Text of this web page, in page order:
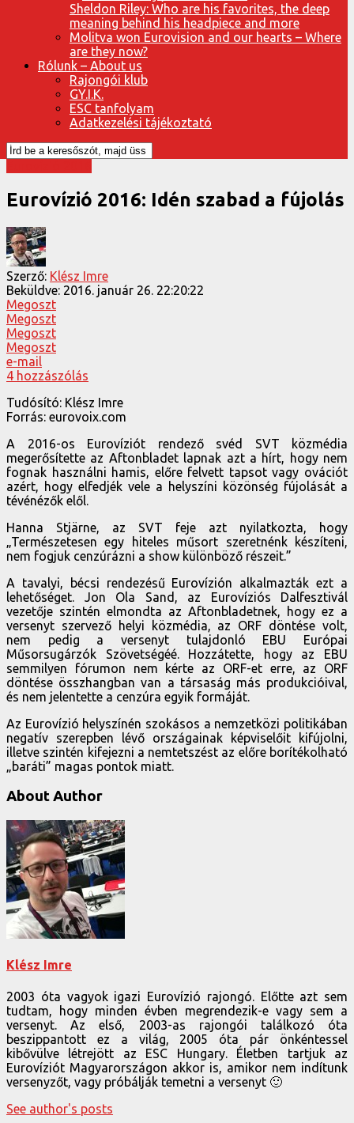
Sheldon Riley: Who are his favorites, the deep
meaning behind his headpiece and more
Molitva won Eurovision and our hearts – Where
are they now?
Rólunk – About us
Rajongói klub
GY.I.K.
ESC tanfolyam
Adatkezelési tájékoztató
Eurovízió 2016: Idén szabad a fújolás
Szerző: Klész Imre
Beküldve: 2016. január 26. 22:20:22
Megoszt
Megoszt
Megoszt
Megoszt
e-mail
4 hozzászólás
Tudósító: Klész Imre
Forrás: eurovoix.com
A 2016-os Eurovíziót rendező svéd SVT közmédia
megerősítette az Aftonbladet lapnak azt a hírt, hogy nem
fognak használni hamis, előre felvett tapsot vagy ovációt
azért, hogy elfedjék vele a helyszíni közönség fújolását a
tévénézők elől.
Hanna Stjärne, az SVT feje azt nyilatkozta, hogy
„Természetesen egy hiteles műsort szeretnénk készíteni,
nem fogjuk cenzúrázni a show különböző részeit.”
A tavalyi, bécsi rendezésű Eurovízión alkalmazták ezt a
lehetőséget. Jon Ola Sand, az Eurovíziós Dalfesztivál
vezetője szintén elmondta az Aftonbladetnek, hogy ez a
versenyt szervező helyi közmédia, az ORF döntése volt,
nem pedig a versenyt tulajdonló EBU Európai
Műsorsugárzók Szövetségéé. Hozzátette, hogy az EBU
semmilyen fórumon nem kérte az ORF-et erre, az ORF
döntése összhangban van a társaság más produkcióival,
és nem jelentette a cenzúra egyik formáját.
Az Eurovízió helyszínén szokásos a nemzetközi politikában
negatív szerepben lévő országainak képviselőit kifújolni,
illetve szintén kifejezni a nemtetszést az előre borítékolható
„baráti” magas pontok miatt.
About Author
Klész Imre
2003 óta vagyok igazi Eurovízió rajongó. Előtte azt sem
tudtam, hogy minden évben megrendezik-e vagy sem a
versenyt. Az első, 2003-as rajongói találkozó óta
beszippantott ez a világ, 2005 óta pár önkéntessel
kibővülve létrejött az ESC Hungary. Életben tartjuk az
Eurovíziót Magyarországon akkor is, amikor nem indítunk
versenyzőt, vagy próbálják temetni a versenyt 🙂
See author's posts